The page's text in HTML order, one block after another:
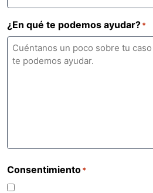
¿En qué te podemos ayudar?*
Consentimiento*